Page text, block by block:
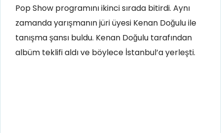
Pop Show programını ikinci sırada bitirdi. Aynı
zamanda yarışmanın jüri üyesi Kenan Doğulu ile
tanışma şansı buldu. Kenan Doğulu tarafından
albüm teklifi aldı ve böylece İstanbul’a yerleşti.